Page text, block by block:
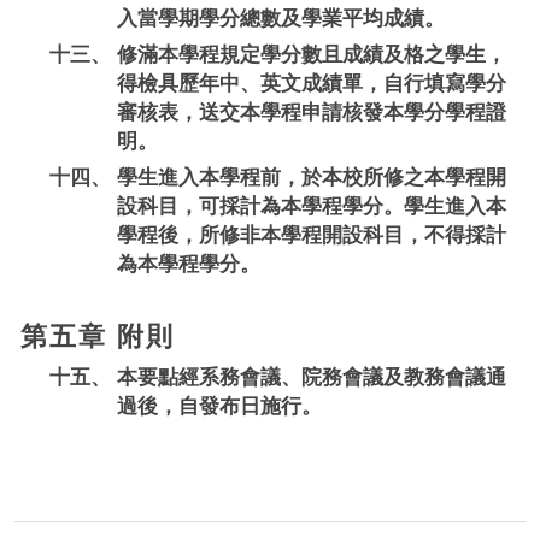
入當學期學分總數及學業平均成績。
十三、
修滿本學程規定學分數且成績及格之學生，
得檢具歷年中、英文成績單，自行填寫學分
審核表，送交本學程申請核發本學分學程證
明。
十四、
學生進入本學程前，於本校所修之本學程開
設科目，可採計為本學程學分。學生進入本
學程後，所修非本學程開設科目，不得採計
為本學程學分。
第五章 附則
十五、
本要點經系務會議、院務會議及教務會議通
過後，自發布日施行。